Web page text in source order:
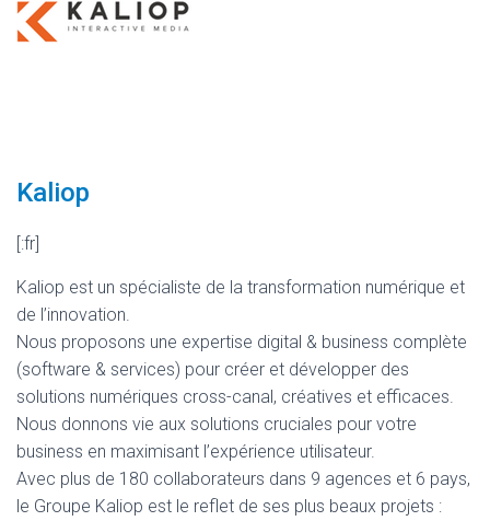
Kaliop
[:fr]
Kaliop est un spécialiste de la transformation numérique et
de l’innovation.
Nous proposons une expertise digital & business complète
(software & services) pour créer et développer des
solutions numériques cross-canal, créatives et efficaces.
Nous donnons vie aux solutions cruciales pour votre
business en maximisant l’expérience utilisateur.
Avec plus de 180 collaborateurs dans 9 agences et 6 pays,
le Groupe Kaliop est le reflet de ses plus beaux projets :